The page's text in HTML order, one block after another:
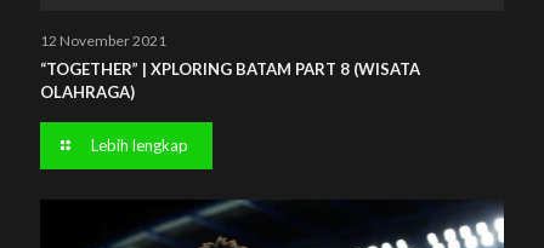
12 November 2021
“TOGETHER” | XPLORING BATAM PART 8 (WISATA
OLAHRAGA)
Lebih lengkap